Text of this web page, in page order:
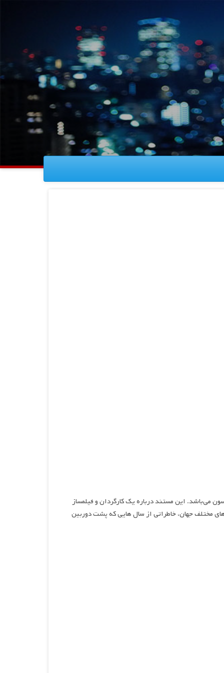
به کارگردانی کریستین جانسون می‌باشد. این مستند درباره یک کارگردان و فیلمساز
مختلف جهان، خاطراتی از سال‌ هایی که پشت دوربین